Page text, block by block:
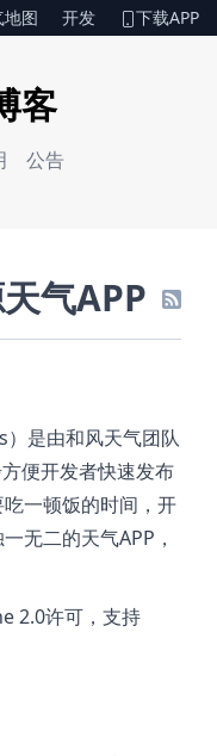
地图 开发 下载APP
客
公告
气APP
是由和风天气团队
便开发者快速发布
一顿饭的时间，开
无二的天气APP，
2.0许可，支持